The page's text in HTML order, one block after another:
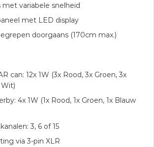
variabele snelheid
met LED display
doorgaans (170cm max.)
can: 12x 1W (3x Rood, 3x Groen, 3x
4x 1W (1x Rood, 1x Groen, 1x Blauw
3, 6 of 15
via 3-pin XLR